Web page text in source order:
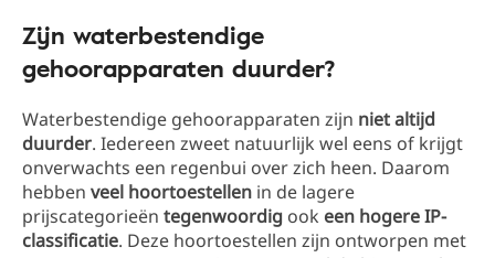
Zijn waterbestendige
gehoorapparaten duurder?
Waterbestendige gehoorapparaten zijn niet altijd
duurder. Iedereen zweet natuurlijk wel eens of krijgt
onverwachts een regenbui over zich heen. Daarom
hebben veel hoortoestellen in de lagere
prijscategorieën tegenwoordig ook een hogere IP-
classificatie. Deze hoortoestellen zijn ontworpen met